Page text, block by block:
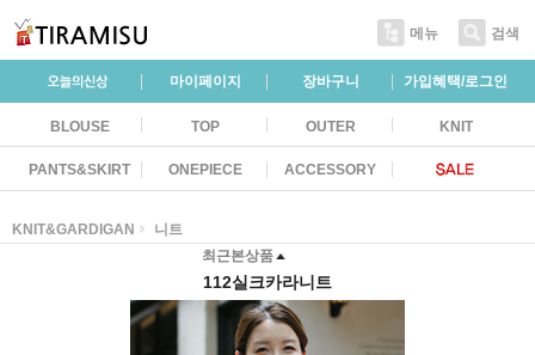
메뉴 검색
마이페이지 장바구니 가입혜택/로그인
BLOUSE TOP OUTER KNIT
PANTS&SKIRT ONEPIECE ACCESSORY
KNIT&GARDIGAN
니트
최근본상품
112실크카라니트